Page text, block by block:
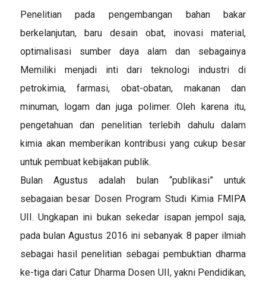
Penelitian pada pengembangan bahan bakar
berkelanjutan, baru desain obat, inovasi material,
optimalisasi sumber daya alam dan sebagainya
Memiliki menjadi inti dari teknologi industri di
petrokimia, farmasi, obat-obatan, makanan dan
minuman, logam dan juga polimer. Oleh karena itu,
pengetahuan dan penelitian terlebih dahulu dalam
kimia akan memberikan kontribusi yang cukup besar
untuk pembuat kebijakan publik.
Bulan Agustus adalah bulan “publikasi” untuk
sebagaian besar Dosen Program Studi Kimia FMIPA
UII. Ungkapan ini bukan sekedar isapan jempol saja,
pada bulan Agustus 2016 ini sebanyak 8 paper ilmiah
sebagai hasil penelitian sebagai pembuktian dharma
ke-tiga dari Catur Dharma Dosen UII, yakni Pendidikan,